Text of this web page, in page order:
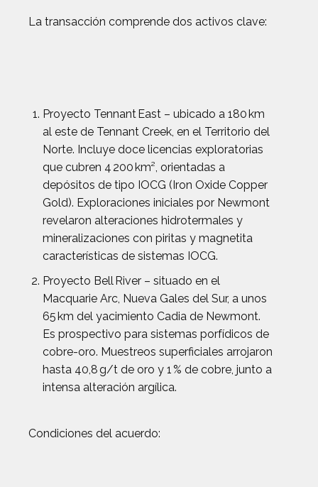
La transacción comprende dos activos clave:
Proyecto Tennant East – ubicado a 180 km
al este de Tennant Creek, en el Territorio del
Norte. Incluye doce licencias exploratorias
que cubren 4 200 km², orientadas a
depósitos de tipo IOCG (Iron Oxide Copper
Gold). Exploraciones iniciales por Newmont
revelaron alteraciones hidrotermales y
mineralizaciones con piritas y magnetita
características de sistemas IOCG.
Proyecto Bell River – situado en el
Macquarie Arc, Nueva Gales del Sur, a unos
65 km del yacimiento Cadia de Newmont.
Es prospectivo para sistemas porfídicos de
cobre-oro. Muestreos superficiales arrojaron
hasta 40,8 g/t de oro y 1 % de cobre, junto a
intensa alteración argílica.
Condiciones del acuerdo: